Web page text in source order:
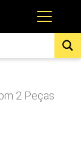
2 Peças